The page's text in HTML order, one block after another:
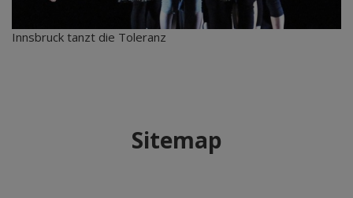
Innsbruck tanzt die Toleranz
Sitemap